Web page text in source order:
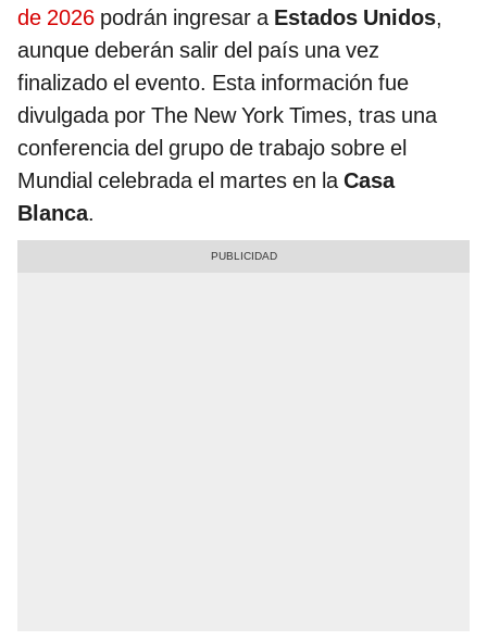
de 2026 podrán ingresar a Estados Unidos,
aunque deberán salir del país una vez
finalizado el evento. Esta información fue
divulgada por The New York Times, tras una
conferencia del grupo de trabajo sobre el
Mundial celebrada el martes en laCasa
Blanca.